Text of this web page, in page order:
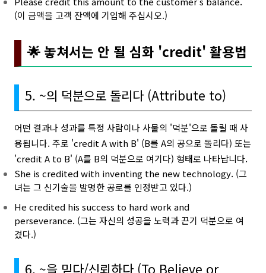
(이 금액을 고객 잔액에 기입해 주십시오.)
🌟 놓쳐서는 안 될 심화 'credit' 활용법
5. ~의 덕분으로 돌리다 (Attribute to)
어떤 결과나 성과를 특정 사람이나 사물의 '덕분'으로 돌릴 때 사
용됩니다. 주로 'credit A with B' (B를 A의 공으로 돌리다) 또는
'credit A to B' (A를 B의 덕분으로 여기다) 형태로 나타납니다.
She is credited with inventing the new technology. (그
녀는 그 신기술을 발명한 공로를 인정받고 있다.)
He credited his success to hard work and
perseverance. (그는 자신의 성공을 노력과 끈기 덕분으로 여
겼다.)
6. ~을 믿다/신뢰하다 (To Believe or